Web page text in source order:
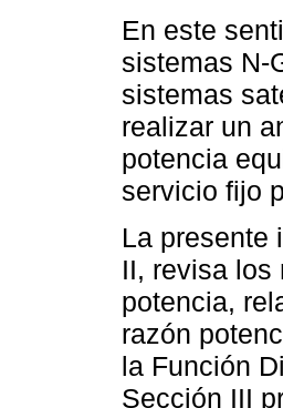
En este
sistemas N-
sistemas
realizar un
potencia
servicio fijo
La presente
II, revisa los
potencia,
razón
la Función
Sección III